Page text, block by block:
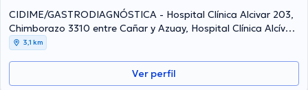
CIDIME/GASTRODIAGNÓSTICA - Hospital Clínica Alcivar 203,
Chimborazo 3310 entre Cañar y Azuay, Hospital Clínica Alcívar,
Guayaquil, 090101, Ecuador, Guayaquil
3,1 km
Ver perfil